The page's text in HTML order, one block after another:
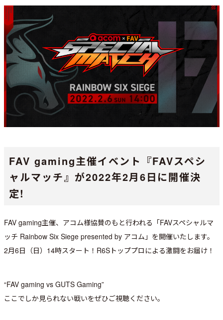
FAV gaming主催イベント『FAVスペシ
ャルマッチ』が2022年2月6日に開催決
定!
FAV gaming主催、アコム様協賛のもと行われる「FAVスペシャルマ
ッチ Rainbow Six Siege presented by アコム」を開催いたします。
2月6日（日）14時スタート！R6Sトッププロによる激闘をお届け！
“FAV gaming vs GUTS Gaming”
ここでしか見られない戦いをぜひご視聴ください。